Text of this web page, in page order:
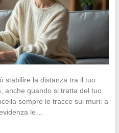
stabilire la distanza tra il tuo
anche quando si tratta del tuo
sempre le tracce sui muri: a
le…